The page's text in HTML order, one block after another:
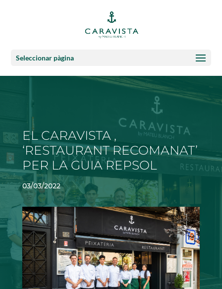
Seleccionar pàgina
EL CARAVISTA ,
‘RESTAURANT RECOMANAT’
PER LA GUIA REPSOL
03/03/2022